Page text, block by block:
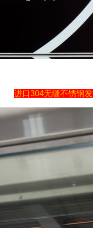
进口304无缝不锈钢